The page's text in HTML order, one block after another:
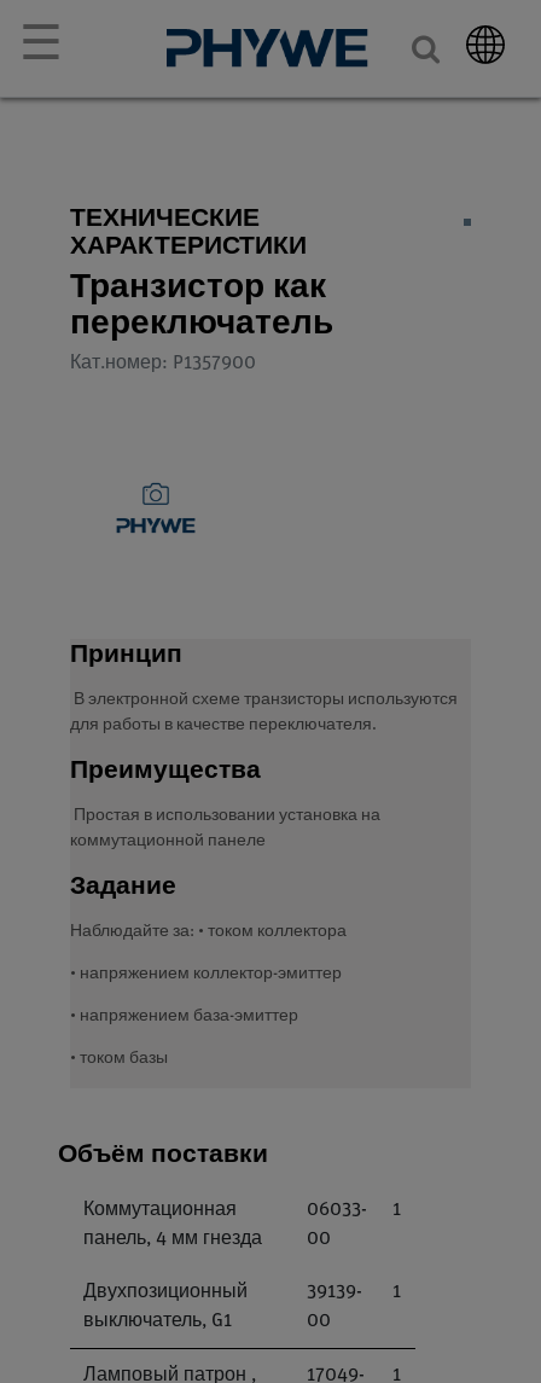
☰
ТЕХНИЧЕСКИЕ
ХАРАКТЕРИСТИКИ
Транзистор как
переключатель
Кат.номер: P1357900
Принцип
В электронной схеме транзисторы используются
для работы в качестве переключателя.
Преимущества
Простая в использовании установка на
коммутационной панеле
Задание
Наблюдайте за: • током коллектора
• напряжением коллектор-эмиттер
• напряжением база-эмиттер
• током базы
Объём поставки
Коммутационная
панель, 4 мм гнезда
06033-
00
1
Двухпозиционный
выключатель, G1
39139-
00
1
Ламповый патрон ,
17049-
1